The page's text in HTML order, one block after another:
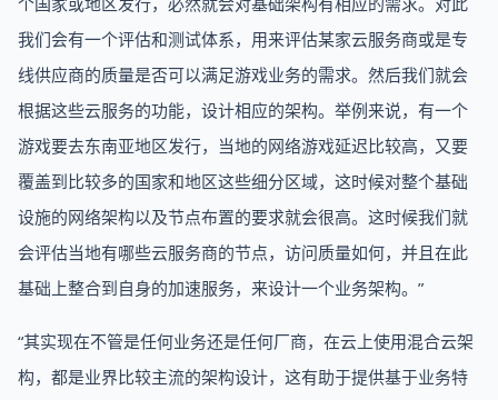
我们会有一个评估和测试体系，用来评估某家云服务商或是专
线供应商的质量是否可以满足游戏业务的需求。然后我们就会
根据这些云服务的功能，设计相应的架构。举例来说，有一个
游戏要去东南亚地区发行，当地的网络游戏延迟比较高，又要
覆盖到比较多的国家和地区这些细分区域，这时候对整个基础
设施的网络架构以及节点布置的要求就会很高。这时候我们就
会评估当地有哪些云服务商的节点，访问质量如何，并且在此
基础上整合到自身的加速服务，来设计一个业务架构。”
“其实现在不管是任何业务还是任何厂商，在云上使用混合云架
构，都是业界比较主流的架构设计，这有助于提供基于业务特